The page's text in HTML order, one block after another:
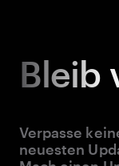
Bleib
Verpasse
neuesten